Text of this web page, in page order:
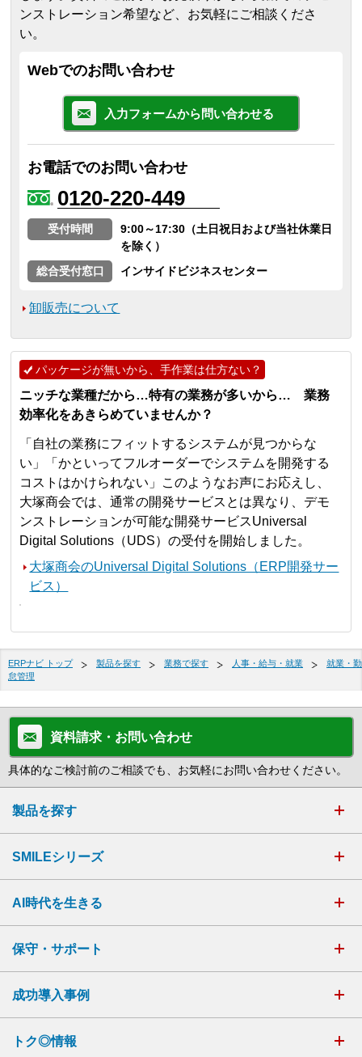
ンストレーション希望など、お気軽にご相談くださ
い。
Webでのお問い合わせ
入力フォームから問い合わせる
お電話でのお問い合わせ
0120-220-449
受付時間
9:00～17:30（土日祝日および当社休業日
を除く）
総合受付窓口
インサイドビジネスセンター
卸販売について
パッケージが無いから、手作業は仕方ない？
ニッチな業種だから…特有の業務が多いから… 業務
効率化をあきらめていませんか？
「自社の業務にフィットするシステムが見つからな
い」「かといってフルオーダーでシステムを開発する
コストはかけられない」このようなお声にお応えし、
大塚商会では、通常の開発サービスとは異なり、デモ
ンストレーションが可能な開発サービスUniversal
Digital Solutions（UDS）の受付を開始しました。
大塚商会のUniversal Digital Solutions（ERP開発サー
ビス）
ERPナビ トップ 製品を探す 業務で探す 人事・給与・就業
就業・勤
怠管理
資料請求・お問い合わせ
具体的なご検討前のご相談でも、お気軽にお問い合わせください。
製品を探す
SMILEシリーズ
AI時代を生きる
保守・サポート
成功導入事例
トク◎情報